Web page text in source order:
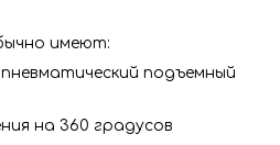
имеют:
подъемный
на 360 градусов